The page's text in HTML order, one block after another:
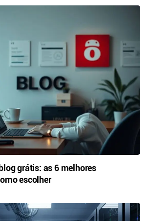
grátis: as 6 melhores
escolher